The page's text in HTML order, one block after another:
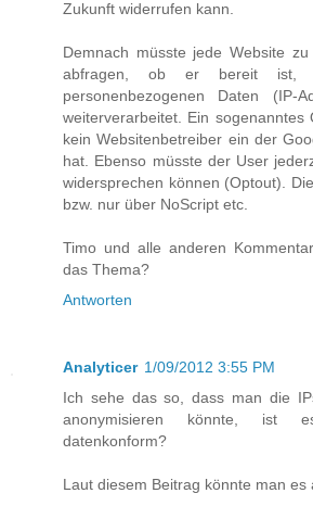
Zukunft widerrufen kann.
Demnach müsste jede Website
abfragen, ob er bereit ist,
personenbezogenen Daten (IP-
weiterverarbeitet. Ein sogenanntes
kein Websitenbetreiber ein der
hat. Ebenso müsste der User
widersprechen können (Optout).
bzw. nur über NoScript etc.
Timo und alle anderen
das Thema?
Antworten
Analyticer 1/09/2012 3:55 PM
Ich sehe das so, dass man die
anonymisieren könnte, ist
datenkonform?
Laut diesem Beitrag könnte man es